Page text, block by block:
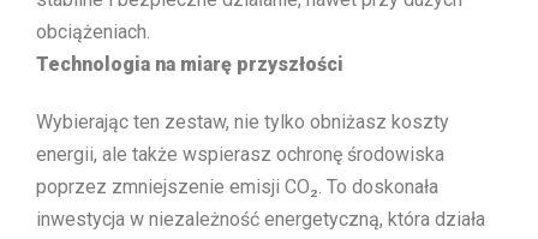
obciążeniach.
Technologia na miarę przyszłości
Wybierając ten zestaw, nie tylko obniżasz koszty
energii, ale także wspierasz ochronę środowiska
poprzez zmniejszenie emisji CO₂. To doskonała
inwestycja w niezależność energetyczną, która działa